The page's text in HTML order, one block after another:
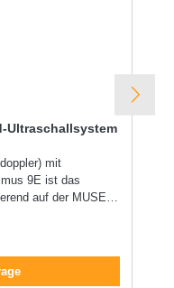
Ultraschallsystem
mit
auf der MUSE-
durch
Das Ultimus 9E ist